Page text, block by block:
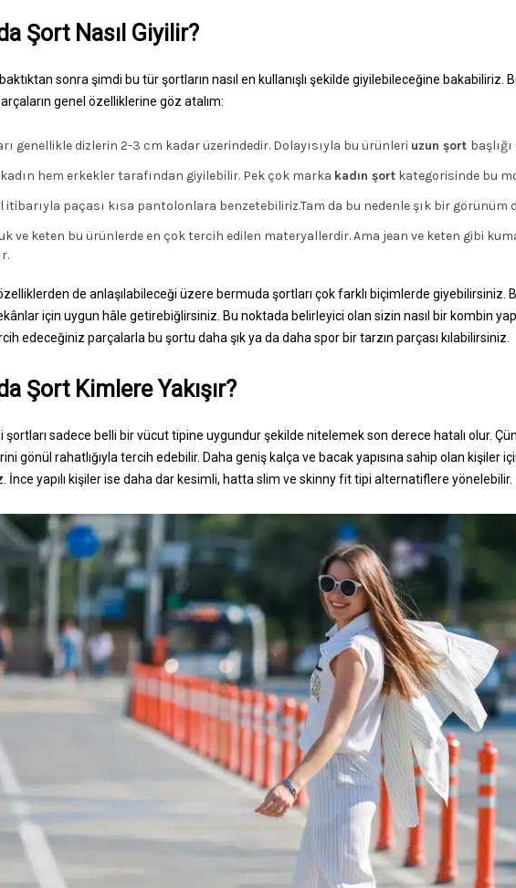
Şort Nasıl Giyilir?
sonra şimdi bu tür şortların nasıl en kullanışlı şekilde giyilebileceğine bakabiliriz.
genel özelliklerine göz atalım:
genellikle dizlerin 2-3 cm kadar üzerindedir. Dolayısıyla bu ürünleri uzun şort
hem erkekler tarafından giyilebilir. Pek çok marka kadın şort kategorisinde bu
itibarıyla paçası kısa pantolonlara benzetebiliriz.Tam da bu nedenle şık bir görünüm
ve keten bu ürünlerde en çok tercih edilen materyallerdir. Ama jean ve keten gibi
özelliklerden de anlaşılabileceği üzere bermuda şortları çok farklı biçimlerde
için uygun hâle getirebiğlirsiniz. Bu noktada belirleyici olan sizin nasıl bir kombin
edeceğiniz parçalarla bu şortu daha şık ya da daha spor bir tarzın parçası kılabilirsiniz.
Şort Kimlere Yakışır?
şortları sadece belli bir vücut tipine uygundur şekilde nitelemek son derece hatalı olur.
gönül rahatlığıyla tercih edebilir. Daha geniş kalça ve bacak yapısına sahip olan kişiler
İnce yapılı kişiler ise daha dar kesimli, hatta slim ve skinny fit tipi alternatiflere yönelebilir.